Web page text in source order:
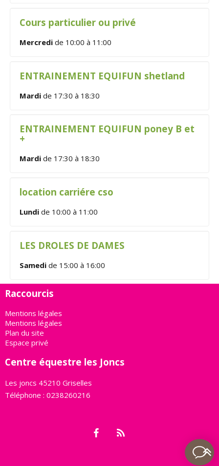
Cours particulier ou privé
Mercredi de 10:00 à 11:00
ENTRAINEMENT EQUIFUN shetland
Mardi de 17:30 à 18:30
ENTRAINEMENT EQUIFUN poney B et
+
Mardi de 17:30 à 18:30
location carriére cso
Lundi de 10:00 à 11:00
LES DROLES DE DAMES
Samedi de 15:00 à 16:00
Raccourcis
Mentions légales
Mentions légales
Plan du site
Espace privé
Centre équestre les Joncs
Les joncs 45210 Griselles
Téléphone : 0238260216